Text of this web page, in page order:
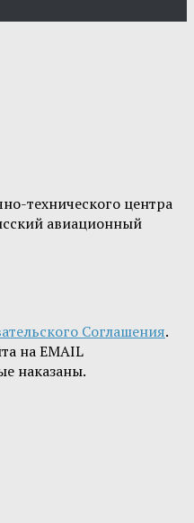
технического центра
авиационный
Соглашения.
на EMAIL
наказаны.